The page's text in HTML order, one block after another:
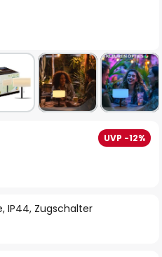
IP44, Zugschalter
UVP -12%